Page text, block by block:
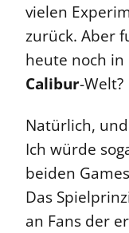
vielen
zurück. Aber
heute noch in
Calibur-Welt?
Natürlich,
Ich würde
beiden
Das
an Fans der